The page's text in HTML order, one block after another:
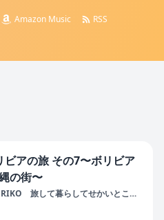
Amazon Music RSS
ビアの旅 その7〜ボリビア
の街〜
旅して暮らしてせかいとこと